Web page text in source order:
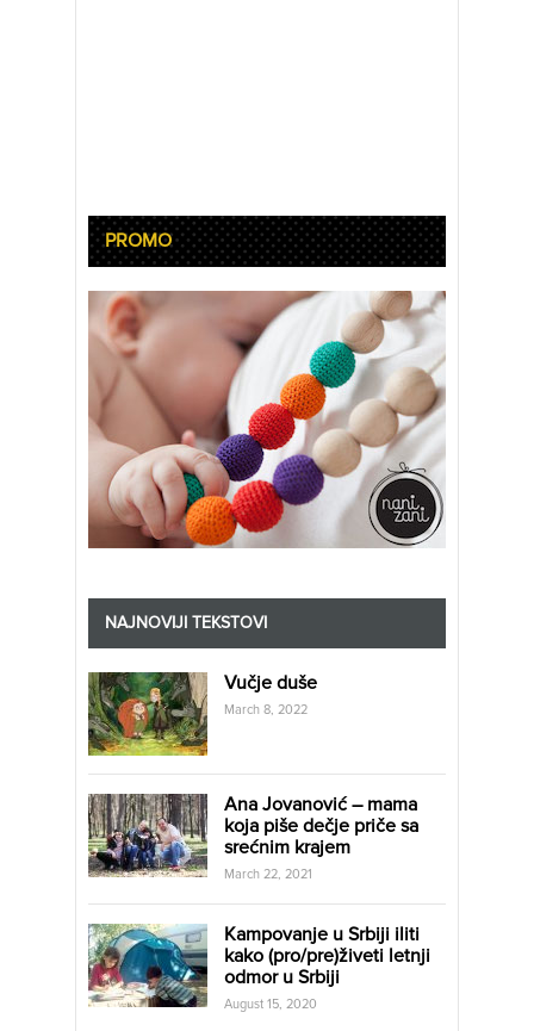
PROMO
NAJNOVIJI TEKSTOVI
Vučje duše
March 8, 2022
Ana Jovanović – mama
koja piše dečje priče sa
srećnim krajem
March 22, 2021
Kampovanje u Srbiji iliti
kako (pro/pre)živeti letnji
odmor u Srbiji
August 15, 2020